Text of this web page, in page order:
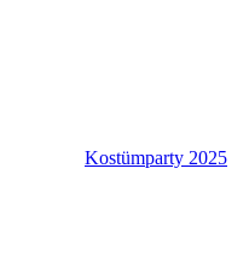
Kostümparty 2025